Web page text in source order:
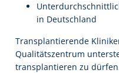
in Deutschland
Transplantierende
Qualitätszentrum
transplantieren zu